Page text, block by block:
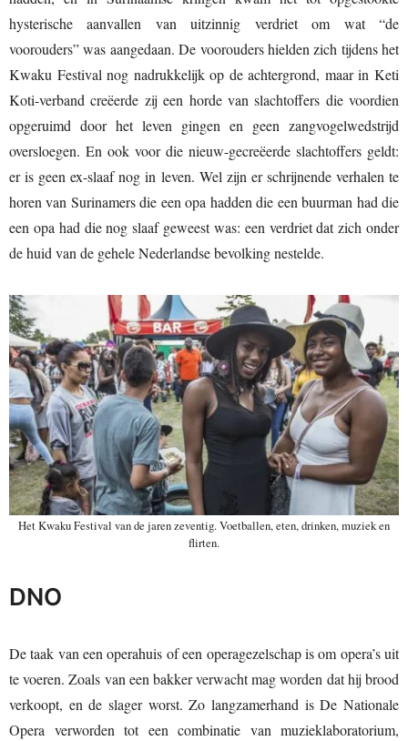
hysterische aanvallen van uitzinnig verdriet om wat “de
voorouders” was aangedaan. De voorouders hielden zich tijdens het
Kwaku Festival nog nadrukkelijk op de achtergrond, maar in Keti
Koti-verband creëerde zij een horde van slachtoffers die voordien
opgeruimd door het leven gingen en geen zangvogelwedstrijd
oversloegen. En ook voor die nieuw-gecreëerde slachtoffers geldt:
er is geen ex-slaaf nog in leven. Wel zijn er schrijnende verhalen te
horen van Surinamers die een opa hadden die een buurman had die
een opa had die nog slaaf geweest was: een verdriet dat zich onder
de huid van de gehele Nederlandse bevolking nestelde.
Het Kwaku Festival van de jaren zeventig. Voetballen, eten, drinken, muziek en
flirten.
DNO
De taak van een operahuis of een operagezelschap is om opera’s uit
te voeren. Zoals van een bakker verwacht mag worden dat hij brood
verkoopt, en de slager worst. Zo langzamerhand is De Nationale
Opera verworden tot een combinatie van muzieklaboratorium,